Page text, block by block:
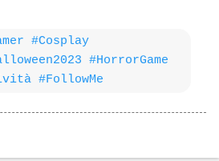
#Cosplay
#HorrorGame
#FollowMe